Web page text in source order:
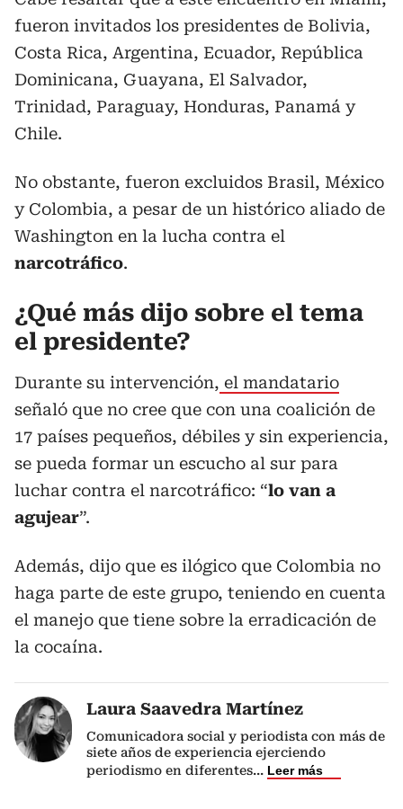
fueron invitados los presidentes de Bolivia,
Costa Rica, Argentina, Ecuador, República
Dominicana, Guayana, El Salvador,
Trinidad, Paraguay, Honduras, Panamá y
Chile.
No obstante, fueron excluidos Brasil, México
y Colombia, a pesar de un histórico aliado de
Washington en la lucha contra el
narcotráfico.
¿Qué más dijo sobre el tema
el presidente?
Durante su intervención, el mandatario
señaló que no cree que con una coalición de
17 países pequeños, débiles y sin experiencia,
se pueda formar un escucho al sur para
luchar contra el narcotráfico: “lo van a
agujear”.
Además, dijo que es ilógico que Colombia no
haga parte de este grupo, teniendo en cuenta
el manejo que tiene sobre la erradicación de
la cocaína.
Laura Saavedra Martínez
Comunicadora social y periodista con más de
siete años de experiencia ejerciendo
periodismo en diferentes... Leer más